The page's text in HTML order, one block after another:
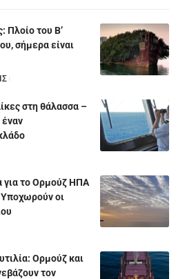
Πλοίο του Β’
σήμερα είναι
στη θάλασσα –
για το Ορμούζ ΗΠΑ
οι
Ορμούζ και
τον